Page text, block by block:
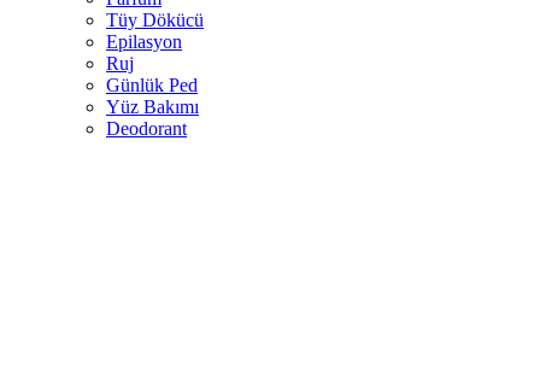
Tüy Dökücü
Epilasyon
Ruj
Günlük Ped
Yüz Bakımı
Deodorant